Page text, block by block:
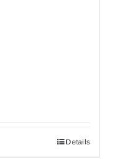
Details